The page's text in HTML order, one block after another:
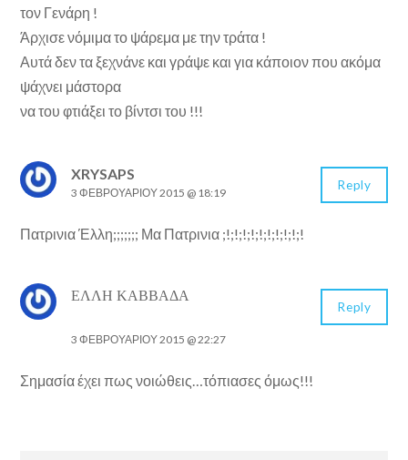
τον Γενάρη !
Άρχισε νόμιμα το ψάρεμα με την τράτα !
Αυτά δεν τα ξεχνάνε και γράψε και για κάποιον που ακόμα
ψάχνει μάστορα
να του φτιάξει το βίντσι του !!!
XRYSAPS
3 ΦΕΒΡΟΥΑΡΊΟΥ 2015 @ 18:19
Πατρινια Έλλη;;;;;;; Μα Πατρινια ;!;!;!;!;!;!;!;!;!;!
Reply
ΈΛΛΗ ΚΑΒΒΑΔΆ
3 ΦΕΒΡΟΥΑΡΊΟΥ 2015 @ 22:27
Σημασία έχει πως νοιώθεις…τόπιασες όμως!!!
Reply